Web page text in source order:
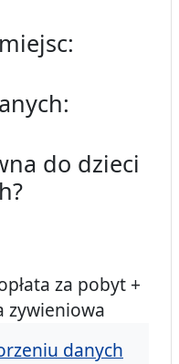
do dzieci
za pobyt +
zywieniowa
danych